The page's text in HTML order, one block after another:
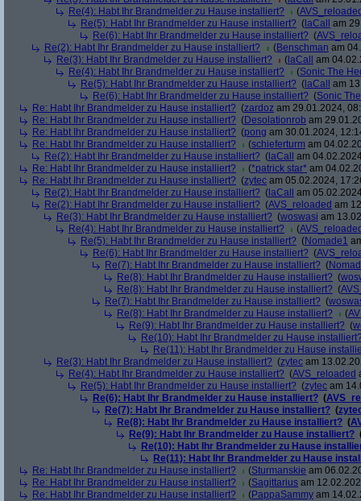
Re(4): Habt Ihr Brandmelder zu Hause installiert?
(
Re(5): Habt Ihr Brandmelder zu Hause installiert? ( laCall
am
Re(6): Habt Ihr Brandmelder zu Hause installiert? (
Re(2): Habt Ihr Brandmelder zu Hause installiert?
(Benschman am
Re(3): Habt Ihr Brandmelder zu Hause installiert?
( laCall
am
Re(4): Habt Ihr Brandmelder zu Hause installiert?
(Sonic The
Re(5): Habt Ihr Brandmelder zu Hause installiert? ( laCall
am
Re(6): Habt Ihr Brandmelder zu Hause installiert? (Sonic
Re: Habt Ihr Brandmelder zu Hause installiert? (zardoz am 29.01.2024,
Re: Habt Ihr Brandmelder zu Hause installiert? (Desolationrob am
Re: Habt Ihr Brandmelder zu Hause installiert? (pong am 30.01.2024,
Re: Habt Ihr Brandmelder zu Hause installiert?
(schieferturm am
Re(2): Habt Ihr Brandmelder zu Hause installiert? ( laCall
am
Re: Habt Ihr Brandmelder zu Hause installiert?
(*patrick star* am
Re: Habt Ihr Brandmelder zu Hause installiert? (zytec am 05.02.2024,
Re(2): Habt Ihr Brandmelder zu Hause installiert? ( laCall
am
Re(2): Habt Ihr Brandmelder zu Hause installiert? (AVS_reloaded am
Re(3): Habt Ihr Brandmelder zu Hause installiert? (woswasi am
Re(4): Habt Ihr Brandmelder zu Hause installiert?
(
Re(5): Habt Ihr Brandmelder zu Hause installiert? (Nomade1
Re(6): Habt Ihr Brandmelder zu Hause installiert? (
Re(7): Habt Ihr Brandmelder zu Hause installiert? (
Re(8): Habt Ihr Brandmelder zu Hause installiert? (
Re(8): Habt Ihr Brandmelder zu Hause installiert? (
Re(7): Habt Ihr Brandmelder zu Hause installiert? (
Re(8): Habt Ihr Brandmelder zu Hause installiert?
(
Re(9): Habt Ihr Brandmelder zu Hause installiert? (
Re(10): Habt Ihr Brandmelder zu Hause
Re(11): Habt Ihr Brandmelder zu Hause
Re(3): Habt Ihr Brandmelder zu Hause installiert? (zytec am
Re(4): Habt Ihr Brandmelder zu Hause installiert? (AVS_reloaded
Re(5): Habt Ihr Brandmelder zu Hause installiert? (zytec am
Re(6): Habt Ihr Brandmelder zu Hause installiert? (
Re(7): Habt Ihr Brandmelder zu Hause installiert? (
Re(8): Habt Ihr Brandmelder zu Hause installiert? (
Re(9): Habt Ihr Brandmelder zu Hause installiert?
Re(10): Habt Ihr Brandmelder zu Hause
Re(11): Habt Ihr Brandmelder zu Hause
Re: Habt Ihr Brandmelder zu Hause installiert?
(Sturmanskie am
Re: Habt Ihr Brandmelder zu Hause installiert?
(Sagittarius am
Re: Habt Ihr Brandmelder zu Hause installiert?
(PappaSammy am